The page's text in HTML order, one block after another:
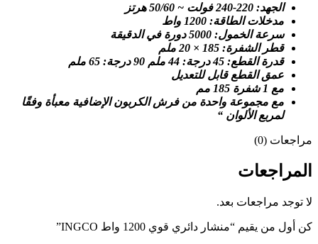
الجهد: 220-240 فولت ~ 50/60 هرتز
مدخلات الطاقة: 1200 واط
سرعة الخمول: 5000 دورة في الدقيقة
قطر الشفرة: 185 × 20 ملم
قدرة القطع: 45 درجة: 44 ملم 90 درجة: 65 ملم
عمق القطع قابل للتعديل
مع 1 شفرة 185 مم
مع مجموعة واحدة من فرش الكربون الإضافية معبأة وفقًا
لمربع الألوان “
مراجعات (0)
المراجعات
لا توجد مراجعات بعد.
كن أول من يقيم “منشار دائري قوي 1200 واط INGCO”